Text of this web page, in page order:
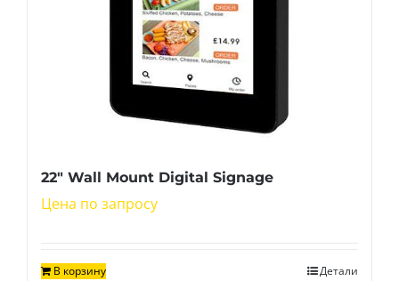
22″ Wall Mount Digital Signage
Цена по запросу
В корзину Детали